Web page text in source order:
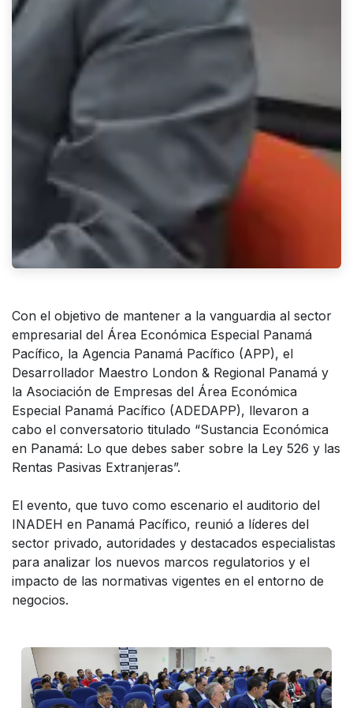
Con el objetivo de mantener a la vanguardia al sector
empresarial del Área Económica Especial Panamá
Pacífico, la Agencia Panamá Pacífico (APP), el
Desarrollador Maestro London & Regional Panamá y
la Asociación de Empresas del Área Económica
Especial Panamá Pacífico (ADEDAPP), llevaron a
cabo el conversatorio titulado “Sustancia Económica
en Panamá: Lo que debes saber sobre la Ley 526 y las
Rentas Pasivas Extranjeras”.
El evento, que tuvo como escenario el auditorio del
INADEH en Panamá Pacífico, reunió a líderes del
sector privado, autoridades y destacados especialistas
para analizar los nuevos marcos regulatorios y el
impacto de las normativas vigentes en el entorno de
negocios.